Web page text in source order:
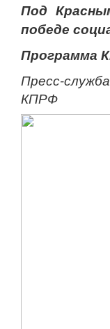
Под
победе
Программа
Пресс-
КПРФ